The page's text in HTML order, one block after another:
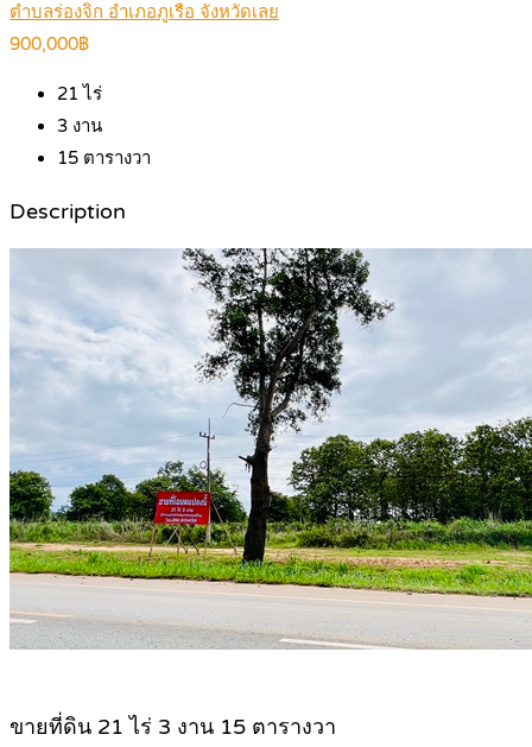
ตำบลร่องจิก อำเภอภูเรือ จังหวัดเลย
900,000฿
21 ไร่
3 งาน
15 ตารางวา
Description
ขายที่ดิน 21 ไร่ 3 งาน 15 ตารางวา